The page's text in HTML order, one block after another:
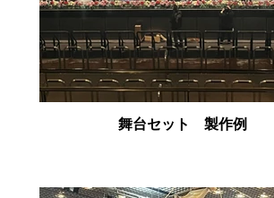
舞台セット 製作例